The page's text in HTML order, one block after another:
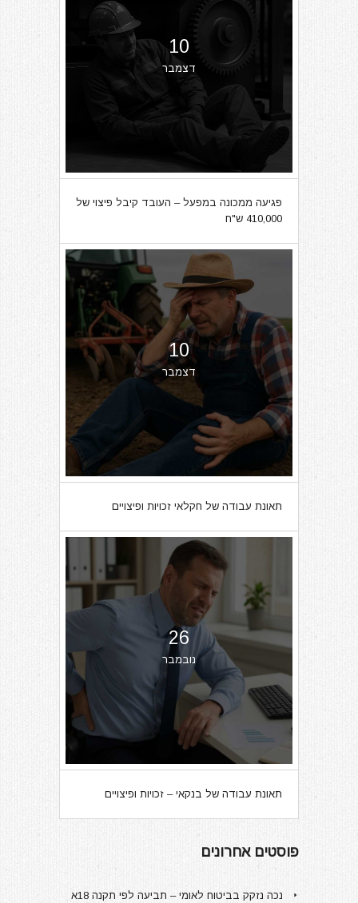
10
דצמבר
פגיעה ממכונה במפעל – העובד קיבל פיצוי של
410,000 ש"ח
10
דצמבר
תאונת עבודה של חקלאי זכויות ופיצויים
26
נובמבר
תאונת עבודה של בנקאי – זכויות ופיצויים
פוסטים אחרונים
נכה נזקק בביטוח לאומי – תביעה לפי תקנה 18א